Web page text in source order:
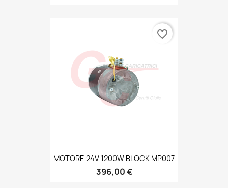
MOTORE 24V 1200W BLOCK MP007
396,00 €
favorite_border